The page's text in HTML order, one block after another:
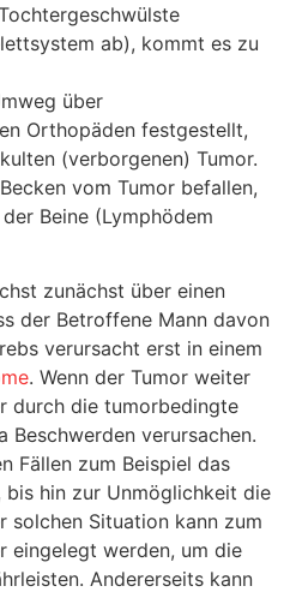
ab), kommt es zu
über
Orthopäden festgestellt,
(verborgenen) Tumor.
vom Tumor befallen,
Beine (Lymphödem
zunächst über einen
der Betroffene Mann davon
verursacht erst in einem
. Wenn der Tumor weiter
durch die tumorbedingte
Beschwerden verursachen.
Fällen zum Beispiel das
bis hin zur Unmöglichkeit die
solchen Situation kann zum
eingelegt werden, um die
Andererseits kann